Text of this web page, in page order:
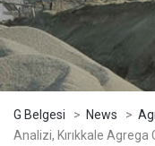
G Belgesi > News >
Analizi, Kırıkkale Agrega